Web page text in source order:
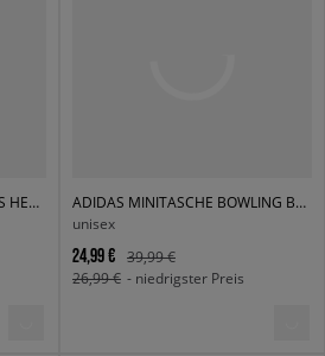
LEVI'S MINITASCHE WOMEN'S HERITAGE TOTE-ALL
ADIDAS MINITASCHE BOWLING BAG CB
unisex
24,99 €
39,99 €
26,99 € - niedrigster Preis